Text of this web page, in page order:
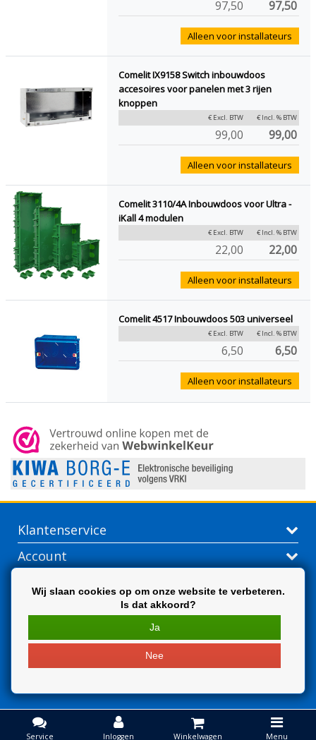
97,50 97,50
Alleen voor installateurs
Comelit IX9158 Switch inbouwdoos
accesoires voor panelen met 3 rijen
knoppen
€ Excl. BTW € Incl. % BTW
99,00 99,00
Alleen voor installateurs
Comelit 3110/4A Inbouwdoos voor Ultra -
iKall 4 modulen
€ Excl. BTW € Incl. % BTW
22,00 22,00
Alleen voor installateurs
Comelit 4517 Inbouwdoos 503 universeel
€ Excl. BTW € Incl. % BTW
6,50 6,50
Alleen voor installateurs
Klantenservice
Account
Service Inloggen Winkelwagen Menu
Wij slaan cookies op om onze website te verbeteren.
Is dat akkoord?
Ja
Nee